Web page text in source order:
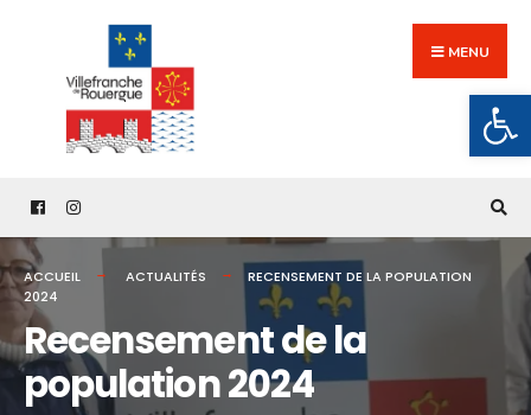
content
MENU
ACCUEIL ACTUALITÉS
RECENSEMENT DE LA POPULATION
2024
Recensement de la
population 2024